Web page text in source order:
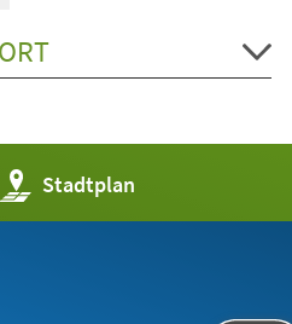
Stadtplan
(Öffnet
in